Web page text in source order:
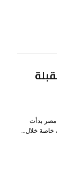
مصر بدأت
خاصة خلال…